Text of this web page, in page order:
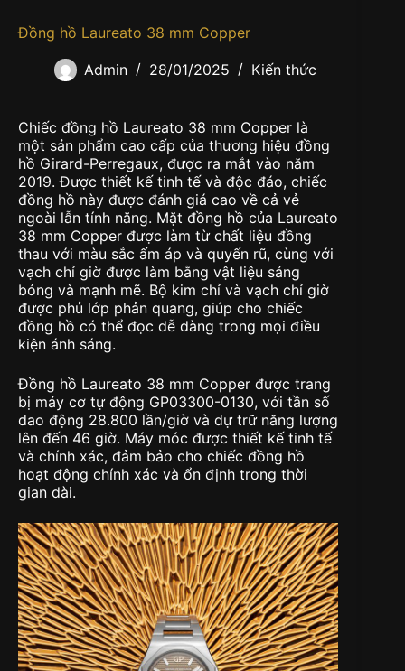
Đồng hồ Laureato 38 mm Copper
Admin 28/01/2025 Kiến thức
Chiếc đồng hồ Laureato 38 mm Copper là
một sản phẩm cao cấp của thương hiệu đồng
hồ Girard-Perregaux, được ra mắt vào năm
2019. Được thiết kế tinh tế và độc đáo, chiếc
đồng hồ này được đánh giá cao về cả vẻ
ngoài lẫn tính năng. Mặt đồng hồ của Laureato
38 mm Copper được làm từ chất liệu đồng
thau với màu sắc ấm áp và quyến rũ, cùng với
vạch chỉ giờ được làm bằng vật liệu sáng
bóng và mạnh mẽ. Bộ kim chỉ và vạch chỉ giờ
được phủ lớp phản quang, giúp cho chiếc
đồng hồ có thể đọc dễ dàng trong mọi điều
kiện ánh sáng.
Đồng hồ Laureato 38 mm Copper được trang
bị máy cơ tự động GP03300-0130, với tần số
dao động 28.800 lần/giờ và dự trữ năng lượng
lên đến 46 giờ. Máy móc được thiết kế tinh tế
và chính xác, đảm bảo cho chiếc đồng hồ
hoạt động chính xác và ổn định trong thời
gian dài.